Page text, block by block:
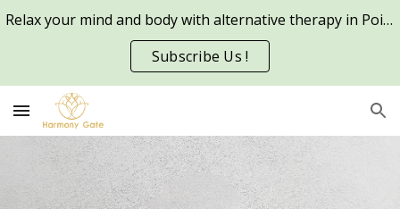
Skip to main content Skip to navigation
Relax your mind and body with alternative therapy in Point Cook and other metro areas in Melbourne
Subscribe Us !